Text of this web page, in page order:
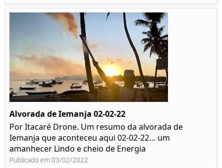
Alvorada de Iemanja 02-02-22
Por Itacaré Drone. Um resumo da alvorada de
Iemanja que aconteceu aqui 02-02-22… um
amanhecer Lindo e cheio de Energia
Publicado em 03/02/2022